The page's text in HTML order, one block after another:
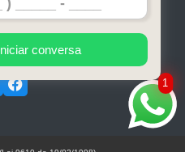
site
1
conversa